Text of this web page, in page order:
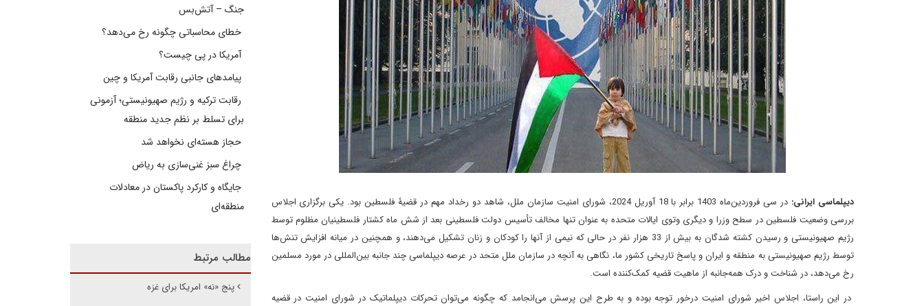
دیپلماسی ایرانی:
در سی فروردین‌ماه 1403 برابر با 18 آوریل 2024، شورای امنیت سازمان ملل، شاهد دو رخداد مهم در قضیۀ فلسطین بود. یکی برگزاری اجلاس
بررسی وضعیت فلسطین در سطح وزرا و دیگری وتوی ایالات متحده به عنوان تنها مخالف تأسیس دولت فلسطینی بعد از شش ماه کشتار فلسطینیان مظلوم توسط
رژیم صهیونیستی و رسیدن کشته شدگان به بیش از 33 هزار نفر در حالی که نیمی از آنها را کودکان و زنان تشکیل می‌دهند، و همچنین در میانه افزایش تنش‌ها
توسط رژیم صهیونیستی به منطقه و ایران و پاسخ تاریخی کشور ما، نگاهی به آنچه در سازمان ملل متحد در عرصه دیپلماسی چند جانبه بین‌المللی در مورد مسلمین
رخ می‌دهد، در شناخت و درک همه‌جانبه از ماهیت قضیه کمک‌کننده است.
در این راستا، اجلاس اخیر شورای امنیت درخور توجه بوده و به طرح این پرسش می‌انجامد که چگونه می‌توان تحرکات دیپلماتیک در شورای امنیت در قضیه
جنگ – آتش‌بس
خطای محاسباتی چگونه رخ می‌دهد؟
آمریکا در پی چیست؟
پیامدهای جانبی رقابت آمریکا و چین
رقابت ترکیه و رژیم صهیونیستی؛ آزمونی
برای تسلط بر نظم جدید منطقه
حجاز هسته‌ای نخواهد شد
چراغ سبز غنی‌سازی به ریاض
جایگاه و کارکرد پاکستان در معادلات
منطقه‌ای
مطالب مرتبط
پنج «نه» امریکا برای غزه